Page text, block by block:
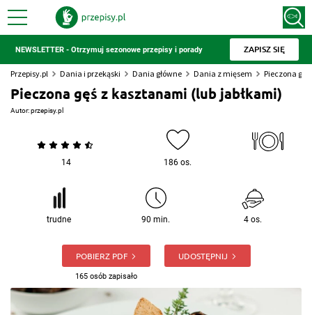
NEWSLETTER - Otrzymuj sezonowe przepisy i porady ZAPISZ SIĘ
Przepisy.pl Dania i przekąski Dania główne Dania z mięsem Pieczona
Pieczona gęś z kasztanami (lub jabłkami)
Autor:przepisy.pl
14 186 os.
trudne 90 min. 4 os.
POBIERZ PDF
165 osób zapisało
UDOSTĘPNIJ